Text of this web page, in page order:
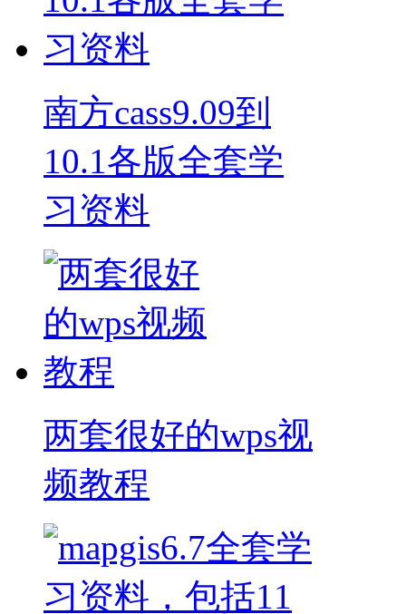
南方cass9.09到
10.1各版全套学
习资料
两套很好的wps视
频教程